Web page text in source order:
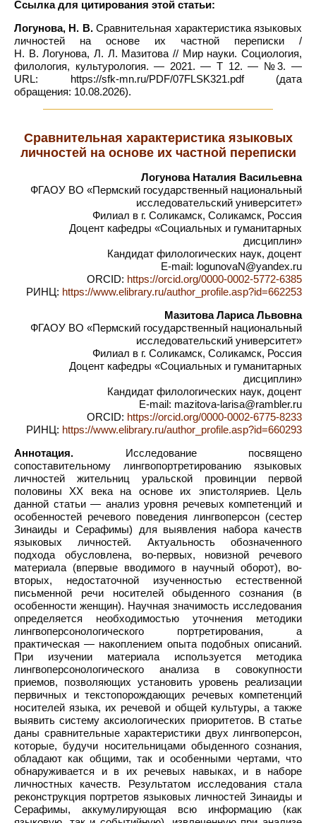
Ссылка для цитирования этой статьи:
Логунова, Н. В.Сравнительная характеристика языковых
личностей на основе их частной переписки /
Н. В. Логунова, Л. Л. Мазитова // Мир науки. Социология,
филология, культурология. — 2021. — Т 12. — №3. —
URL: https://sfk-mn.ru/PDF/07FLSK321.pdf (дата
обращения: 10.08.2026).
Сравнительная характеристика языковых
личностей на основе их частной переписки
Логунова Наталия Васильевна
ФГАОУ ВО «Пермский государственный национальный
исследовательский университет»
Филиал в г. Соликамск, Соликамск, Россия
Доцент кафедры «Социальных и гуманитарных
дисциплин»
Кандидат филологических наук, доцент
E-mail: logunovaN@yandex.ru
ORCID: https://orcid.org/0000-0002-5772-6385
РИНЦ: https://www.elibrary.ru/author_profile.asp?id=662253
Мазитова Лариса Львовна
ФГАОУ ВО «Пермский государственный национальный
исследовательский университет»
Филиал в г. Соликамск, Соликамск, Россия
Доцент кафедры «Социальных и гуманитарных
дисциплин»
Кандидат филологических наук, доцент
E-mail: mazitova-larisa@rambler.ru
ORCID: https://orcid.org/0000-0002-6775-8233
РИНЦ: https://www.elibrary.ru/author_profile.asp?id=660293
Аннотация. Исследование посвящено
сопоставительному лингвопортретированию языковых
личностей жительниц уральской провинции первой
половины XX века на основе их эпистоляриев. Цель
данной статьи — анализ уровня речевых компетенций и
особенностей речевого поведения лингвоперсон (сестер
Зинаиды и Серафимы) для выявления набора качеств
языковых личностей. Актуальность обозначенного
подхода обусловлена, во-первых, новизной речевого
материала (впервые вводимого в научный оборот), во-
вторых, недостаточной изученностью естественной
письменной речи носителей обыденного сознания (в
особенности женщин). Научная значимость исследования
определяется необходимостью уточнения методики
лингвоперсонологического портретирования, а
практическая — накоплением опыта подобных описаний.
При изучении материала используется методика
лингвоперсонологического анализа в совокупности
приемов, позволяющих установить уровень реализации
первичных и текстопорождающих речевых компетенций
носителей языка, их речевой и общей культуры, а также
выявить систему аксиологических приоритетов. В статье
даны сравнительные характеристики двух лингвоперсон,
которые, будучи носительницами обыденного сознания,
обладают как общими, так и особенными чертами, что
обнаруживается и в их речевых навыках, и в наборе
личностных качеств. Результатом исследования стала
реконструкция портретов языковых личностей Зинаиды и
Серафимы, аккумулирующая всю информацию (как